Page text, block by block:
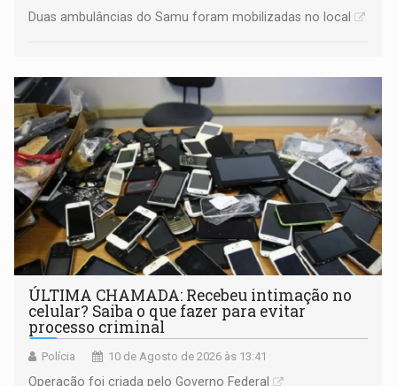
Duas ambulâncias do Samu foram mobilizadas no local
ÚLTIMA CHAMADA: Recebeu intimação no
celular? Saiba o que fazer para evitar
processo criminal
Polícia 10 de Agosto de 2026 às 13:41
Operação foi criada pelo Governo Federal